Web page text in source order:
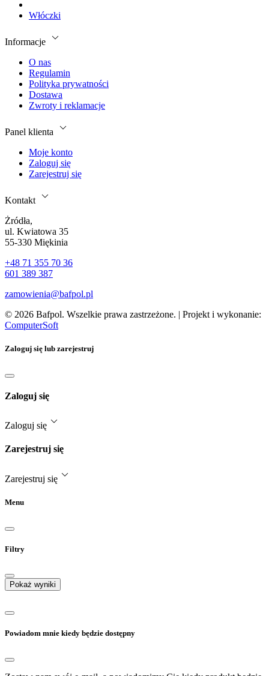
Włóczki
Informacje
O nas
Regulamin
Polityka prywatności
Dostawa
Zwroty i reklamacje
Panel klienta
Moje konto
Zaloguj się
Zarejestruj się
Kontakt
Żródła,
ul. Kwiatowa 35
55-330 Miękinia
+48 71 355 70 36
601 389 387
zamowienia@bafpol.pl
© 2026 Bafpol. Wszelkie prawa zastrzeżone. | Projekt i wykonanie:
ComputerSoft
Zaloguj się lub zarejestruj
Zaloguj się
Zaloguj się
Zarejestruj się
Zarejestruj się
Menu
Filtry
Pokaż wyniki
Powiadom mnie kiedy będzie dostępny